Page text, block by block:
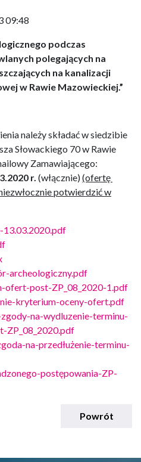
09:48
podczas
polegających na
na kanalizacji
w Rawie Mazowieckiej.”
należy składać w siedzibie
Słowackiego 70 w Rawie
Zamawiającego:
r. (włącznie)(ofertę
potwierdzić w
archeologiczny.pdf
ofert-post-ZP_08_2020-1.pdf
kryterium-oceny-ofert.pdf
na-wydluzenie-terminu-
ZP_08_2020.pdf
na-przedłużenie-terminu-
postępowania-ZP-
Powrót